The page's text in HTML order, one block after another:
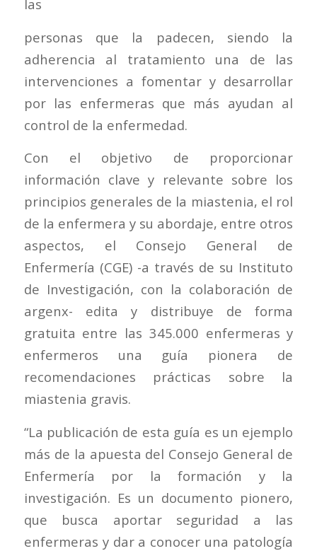
las
personas que la padecen, siendo la
adherencia al tratamiento una de las
intervenciones a fomentar y desarrollar
por las enfermeras que más ayudan al
control de la enfermedad.
Con el objetivo de proporcionar
información clave y relevante sobre los
principios generales de la miastenia, el rol
de la enfermera y su abordaje, entre otros
aspectos, el Consejo General de
Enfermería (CGE) -a través de su Instituto
de Investigación, con la colaboración de
argenx- edita y distribuye de forma
gratuita entre las 345.000 enfermeras y
enfermeros una guía pionera de
recomendaciones prácticas sobre la
miastenia gravis.
“La publicación de esta guía es un ejemplo
más de la apuesta del Consejo General de
Enfermería por la formación y la
investigación. Es un documento pionero,
que busca aportar seguridad a las
enfermeras y dar a conocer una patología